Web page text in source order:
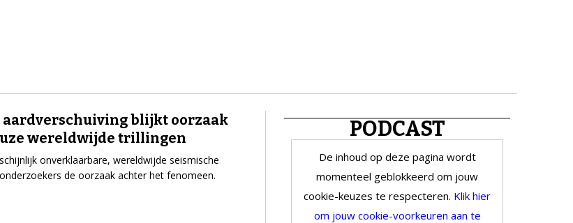
aardverschuiving blijkt oorzaak
wereldwijde trillingen
onverklaarbare, wereldwijde seismische
de oorzaak achter het fenomeen.
PODCAST
De inhoud op deze pagina wordt
momenteel geblokkeerd om jouw
cookie-keuzes te respecteren. Klik hier
om jouw cookie-voorkeuren aan te